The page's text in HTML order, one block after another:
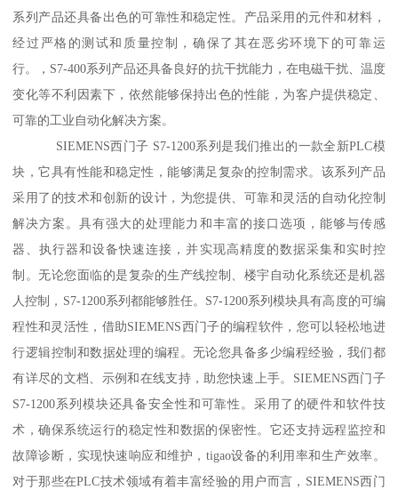
系列产品还具备出色的可靠性和稳定性。产品采用的元件和材料，
经过严格的测试和质量控制，确保了其在恶劣环境下的可靠运
行。，S7-400系列产品还具备良好的抗干扰能力，在电磁干扰、温度
变化等不利因素下，依然能够保持出色的性能，为客户提供稳定、
可靠的工业自动化解决方案。
SIEMENS西门子 S7-1200系列是我们推出的一款全新PLC模
块，它具有性能和稳定性，能够满足复杂的控制需求。该系列产品
采用了的技术和创新的设计，为您提供、可靠和灵活的自动化控制
解决方案。具有强大的处理能力和丰富的接口选项，能够与传感
器、执行器和设备快速连接，并实现高精度的数据采集和实时控
制。无论您面临的是复杂的生产线控制、楼宇自动化系统还是机器
人控制，S7-1200系列都能够胜任。S7-1200系列模块具有高度的可编
程性和灵活性，借助SIEMENS西门子的编程软件，您可以轻松地进
行逻辑控制和数据处理的编程。无论您具备多少编程经验，我们都
有详尽的文档、示例和在线支持，助您快速上手。SIEMENS西门子
S7-1200系列模块还具备安全性和可靠性。采用了的硬件和软件技
术，确保系统运行的稳定性和数据的保密性。它还支持远程监控和
故障诊断，实现快速响应和维护，tigao设备的利用率和生产效率。
对于那些在PLC技术领域有着丰富经验的用户而言，SIEMENS西门